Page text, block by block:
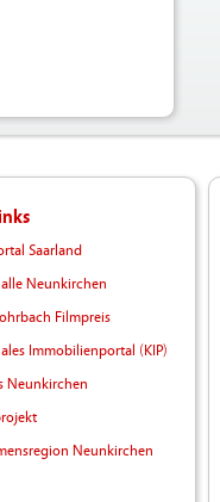
Saarland
Neunkirchen
Filmpreis
Immobilienportal (KIP)
Neunkirchen
Neunkirchen